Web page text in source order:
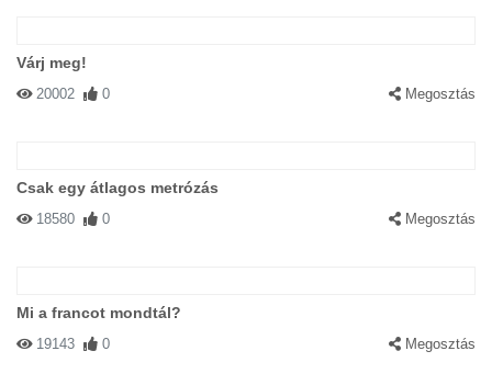
Várj meg!
20002 0 Megosztás
Csak egy átlagos metrózás
18580 0 Megosztás
Mi a francot mondtál?
19143 0 Megosztás